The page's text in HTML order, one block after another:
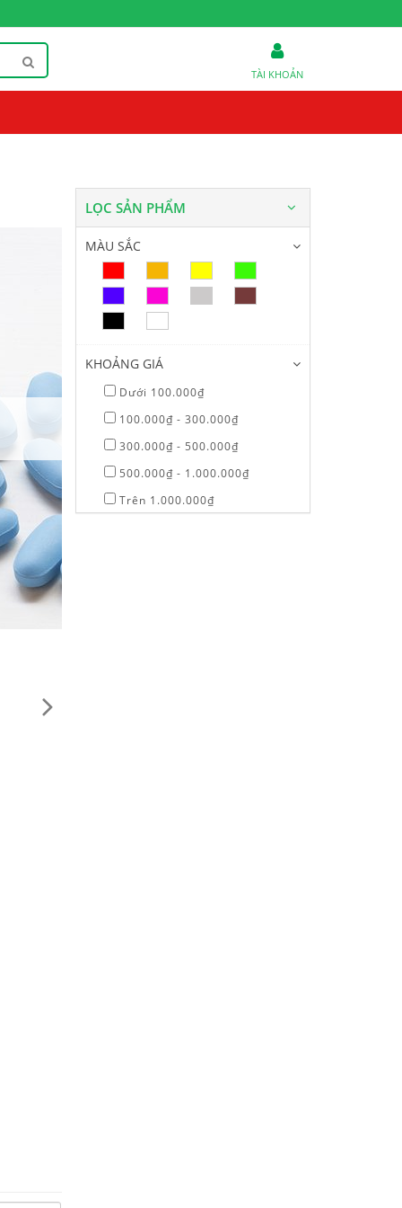
TÀI KHOẢN
LỌC SẢN PHẨM
MÀU SẮC
KHOẢNG GIÁ
Dưới 100.000₫
100.000₫ - 300.000₫
300.000₫ - 500.000₫
500.000₫ - 1.000.000₫
Trên 1.000.000₫
Thuốc trị ung thư